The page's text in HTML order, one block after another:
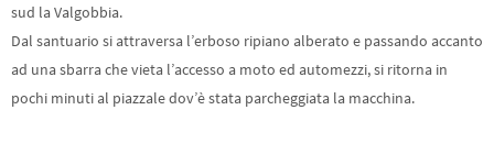
sud la Valgobbia.
Dal santuario si attraversa l’erboso ripiano alberato e passando accanto
ad una sbarra che vieta l’accesso a moto ed automezzi, si ritorna in
pochi minuti al piazzale dov’è stata parcheggiata la macchina.